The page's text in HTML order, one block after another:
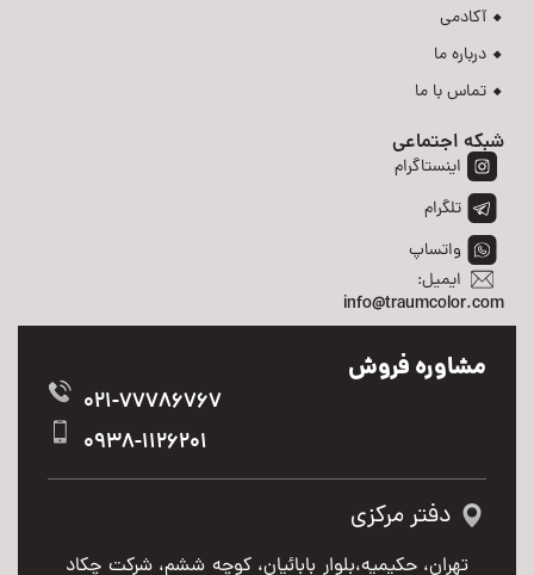
آکادمی
درباره ما
تماس با ما
شبکه اجتماعی
اینستاگرام
تلگرام
واتساپ
ایمیل:
info@traumcolor.com
مشاوره فروش
021-77786767
0938-1126201
دفتر مرکزی
تهران، حکیمیه،بلوار بابائیان، کوچه ششم، شرکت چکاد